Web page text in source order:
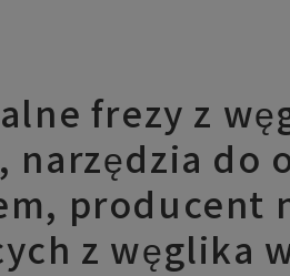
frezy z
narzędzia do
producent
z węglika